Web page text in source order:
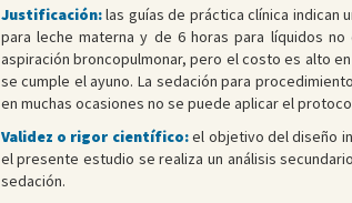
Justificación:las guías de práctica clínica indican
para leche materna y de 6 horas para líquidos
aspiración broncopulmonar, pero el costo es alto
se cumple el ayuno. La sedación para
en muchas ocasiones no se puede aplicar el
Validez o rigor científico:el objetivo del diseño
el presente estudio se realiza un análisis
sedación.